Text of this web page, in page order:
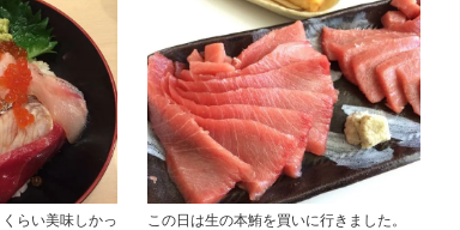
らい美味しかっ
この日は生の本鮪を買いに行きました。